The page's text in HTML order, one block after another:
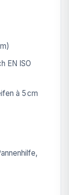
EN ISO
à 5 cm